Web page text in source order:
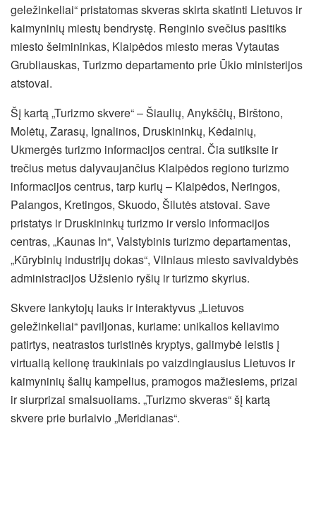
geležinkeliai“ pristatomas skveras skirta skatinti Lietuvos ir
kaimyninių miestų bendrystę. Renginio svečius pasitiks
miesto šeimininkas, Klaipėdos miesto meras Vytautas
Grubliauskas, Turizmo departamento prie Ūkio ministerijos
atstovai.
Šį kartą „Turizmo skvere“ – Šiaulių, Anykščių, Birštono,
Molėtų, Zarasų, Ignalinos, Druskininkų, Kėdainių,
Ukmergės turizmo informacijos centrai. Čia sutiksite ir
trečius metus dalyvaujančius Klaipėdos regiono turizmo
informacijos centrus, tarp kurių – Klaipėdos, Neringos,
Palangos, Kretingos, Skuodo, Šilutės atstovai. Save
pristatys ir Druskininkų turizmo ir verslo informacijos
centras, „Kaunas In“, Valstybinis turizmo departamentas,
„Kūrybinių industrijų dokas“, Vilniaus miesto savivaldybės
administracijos Užsienio ryšių ir turizmo skyrius.
Skvere lankytojų lauks ir interaktyvus „Lietuvos
geležinkeliai“ paviljonas, kuriame: unikalios keliavimo
patirtys, neatrastos turistinės kryptys, galimybė leistis į
virtualią kelionę traukiniais po vaizdingiausius Lietuvos ir
kaimyninių šalių kampelius, pramogos mažiesiems, prizai
ir siurprizai smalsuoliams. „Turizmo skveras“ šį kartą
skvere prie burlaivio „Meridianas“.